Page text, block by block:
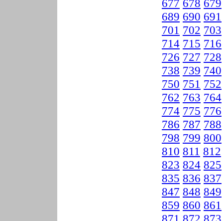
677 678 679
689 690 691
701 702 703
714 715 716
726 727 728
738 739 740
750 751 752
762 763 764
774 775 776
786 787 788
798 799 800
810 811 812
823 824 825
835 836 837
847 848 849
859 860 861